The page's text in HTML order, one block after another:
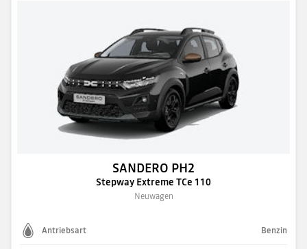
SANDERO PH2
Stepway Extreme TCe 110
Neuwagen
Antriebsart Benzin